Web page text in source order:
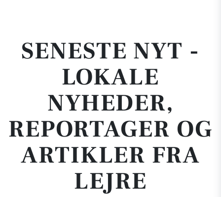
SENESTE NYT -
LOKALE
NYHEDER,
REPORTAGER OG
ARTIKLER FRA
LEJRE